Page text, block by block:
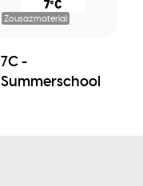
Zousazmaterial
7C -
Summerschool